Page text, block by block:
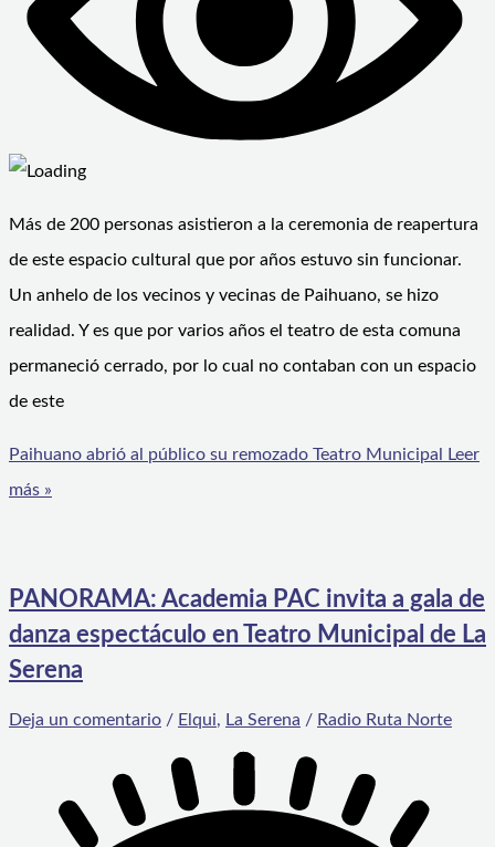
Más de 200 personas asistieron a la ceremonia de reapertura
de este espacio cultural que por años estuvo sin funcionar.
Un anhelo de los vecinos y vecinas de Paihuano, se hizo
realidad. Y es que por varios años el teatro de esta comuna
permaneció cerrado, por lo cual no contaban con un espacio
de este
Paihuano abrió al público su remozado Teatro Municipal
Leer
más »
PANORAMA: Academia PAC invita a gala de
danza espectáculo en Teatro Municipal de La
Serena
Deja un comentario / Elqui, La Serena / Radio Ruta Norte